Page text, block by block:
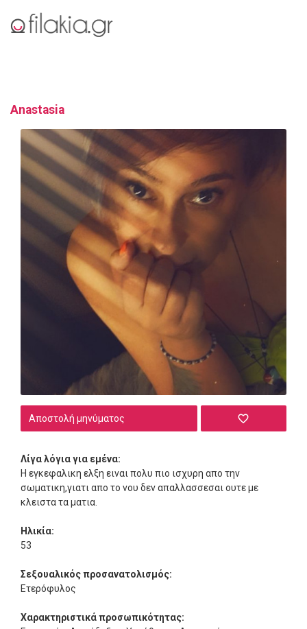
Anastasia
Αποστολή μηνύματος
Λίγα λόγια για εμένα:
Η εγκεφαλικη ελξη ειναι πολυ πιο ισχυρη απο την
σωματικη,γιατι απο το νου δεν απαλλασσεσαι ουτε με
κλειστα τα ματια.
Ηλικία:
53
Σεξουαλικός προσανατολισμός:
Ετερόφυλος
Χαρακτηριστικά προσωπικότητας: